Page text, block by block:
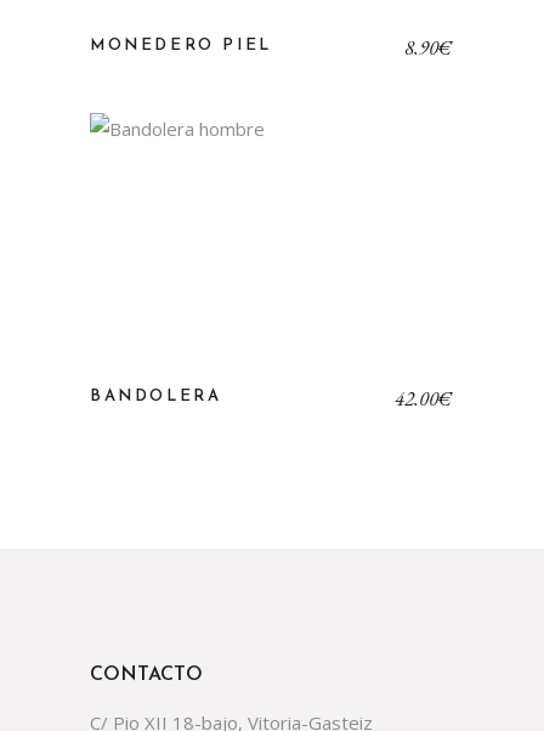
MONEDERO PIEL 8,90€
BANDOLERA 42,00€
CONTACTO
C/ Pio XII 18-bajo, Vitoria-Gasteiz